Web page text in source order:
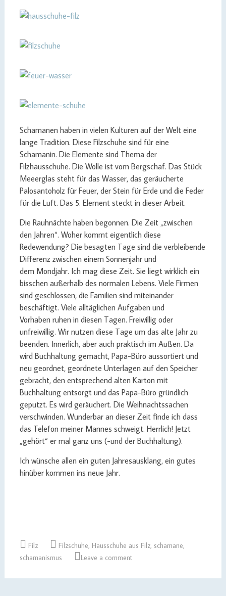
Schamanen haben in vielen Kulturen auf der Welt eine
lange Tradition. Diese Filzschuhe sind für eine
Schamanin. Die Elemente sind Thema der
Filzhausschuhe. Die Wolle ist vom Bergschaf. Das Stück
Meeerglas steht für das Wasser, das geräucherte
Palosantoholz für Feuer, der Stein für Erde und die Feder
für die Luft. Das 5. Element steckt in dieser Arbeit.
Die Rauhnächte haben begonnen. Die Zeit „zwischen
den Jahren“. Woher kommt eigentlich diese
Redewendung? Die besagten Tage sind die verbleibende
Differenz zwischen einem Sonnenjahr und
dem Mondjahr. Ich mag diese Zeit. Sie liegt wirklich ein
bisschen außerhalb des normalen Lebens. Viele Firmen
sind geschlossen, die Familien sind miteinander
beschäftigt. Viele alltäglichen Aufgaben und
Vorhaben ruhen in diesen Tagen. Freiwillig oder
unfreiwillig. Wir nutzen diese Tage um das alte Jahr zu
beenden. Innerlich, aber auch praktisch im Außen. Da
wird Buchhaltung gemacht, Papa-Büro aussortiert und
neu geordnet, geordnete Unterlagen auf den Speicher
gebracht, den entsprechend alten Karton mit
Buchhaltung entsorgt und das Papa-Büro gründlich
geputzt. Es wird geräuchert. Die Weihnachtssachen
verschwinden. Wunderbar an dieser Zeit finde ich dass
das Telefon meiner Mannes schweigt. Herrlich! Jetzt
„gehört“ er mal ganz uns (-und der Buchhaltung).
Ich wünsche allen ein guten Jahresausklang, ein gutes
hinüber kommen ins neue Jahr.
Filz Filzschuhe, Hausschuhe aus Filz, schamane,
schamanismus
Leave a comment